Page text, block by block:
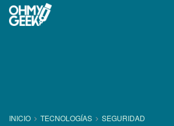
INICIO TECNOLOGÍ­AS SEGURIDAD